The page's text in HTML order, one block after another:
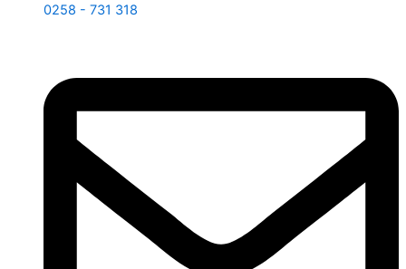
0258 - 731 318